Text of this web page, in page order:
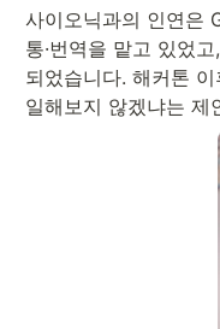
사이오닉과의 인연은
통·번역을 맡고 있었
되었습니다. 해커톤
일해보지 않겠냐는 제